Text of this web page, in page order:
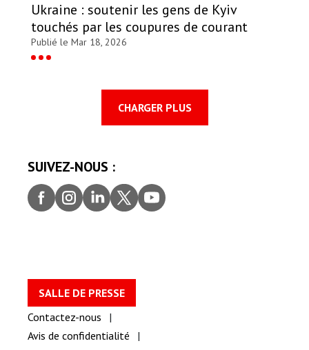
Ukraine : soutenir les gens de Kyiv
touchés par les coupures de courant
Publié le Mar 18, 2026
CHARGER PLUS
SUIVEZ-NOUS :
Faceb
ook
Insta
gram
Linke
dIn
Twitt
er
youtu
be
SALLE DE PRESSE
Contactez-nous
Avis de confidentialité